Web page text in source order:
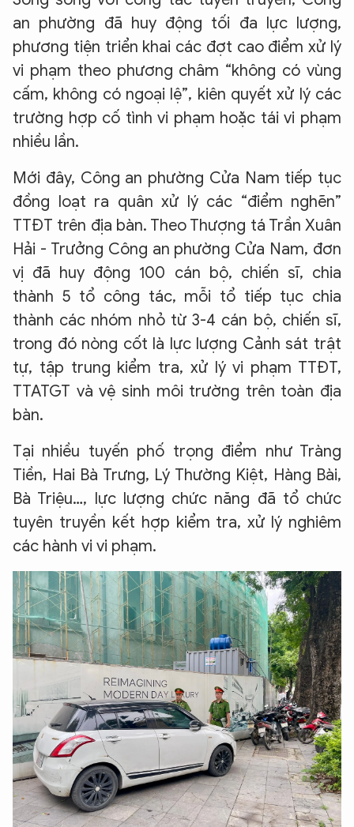
an phường đã huy động tối đa lực lượng,
phương tiện triển khai các đợt cao điểm xử lý
vi phạm theo phương châm “không có vùng
cấm, không có ngoại lệ”, kiên quyết xử lý các
trường hợp cố tình vi phạm hoặc tái vi phạm
nhiều lần.
Mới đây, Công an phường Cửa Nam tiếp tục
đồng loạt ra quân xử lý các “điểm nghẽn”
TTĐT trên địa bàn. Theo Thượng tá Trần Xuân
Hải - Trưởng Công an phường Cửa Nam, đơn
vị đã huy động 100 cán bộ, chiến sĩ, chia
thành 5 tổ công tác, mỗi tổ tiếp tục chia
thành các nhóm nhỏ từ 3-4 cán bộ, chiến sĩ,
trong đó nòng cốt là lực lượng Cảnh sát trật
tự, tập trung kiểm tra, xử lý vi phạm TTĐT,
TTATGT và vệ sinh môi trường trên toàn địa
bàn.
Tại nhiều tuyến phố trọng điểm như Tràng
Tiền, Hai Bà Trưng, Lý Thường Kiệt, Hàng Bài,
Bà Triệu…, lực lượng chức năng đã tổ chức
tuyên truyền kết hợp kiểm tra, xử lý nghiêm
các hành vi vi phạm.